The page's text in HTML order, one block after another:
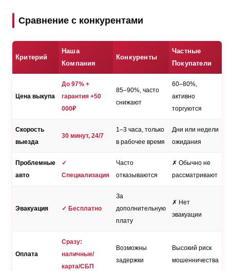
Сравнение с конкурентами
Критерий
Наша
Компания
Конкуренты
Частные
Покупатели
Цена выкупа
До 97% +
гарантия +50
000₽
85–90%, часто
снижают
60–80%,
активно
торгуются
Скорость
выезда
30 минут, 24/7
1–3 часа, только
в рабочее время
Дни или недели
ожидания
Проблемные
авто
✓
Специализация
Часто
отказываются
✗ Обычно не
рассматривают
Эвакуация ✓ Бесплатно
За
дополнительную
плату
✗ Нет
эвакуации
Оплата
Сразу:
наличные/
карта/СБП
Возможны
задержки
Высокий риск
мошенничества